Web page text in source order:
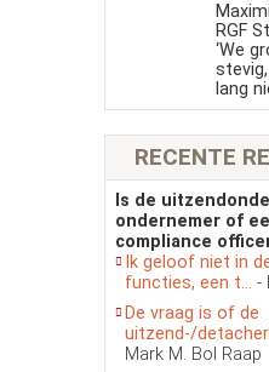
RGF
‘We
lang
RECENTE
Is de
ondernemer of
compliance
Ik geloof niet in
functies, een t... -
De vraag is of de
uitzend-/
Mark M. Bol Raap